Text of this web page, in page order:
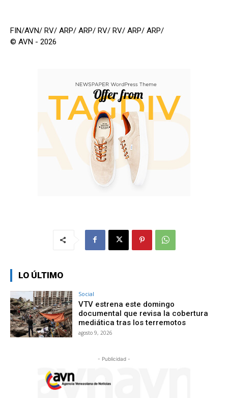
FIN/AVN/ RV/ ARP/ ARP/ RV/ RV/ ARP/ ARP/
© AVN - 2026
LO ÚLTIMO
Social
VTV estrena este domingo
documental que revisa la cobertura
mediática tras los terremotos
agosto 9, 2026
- Publicidad -